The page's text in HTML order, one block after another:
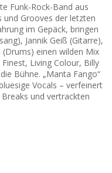
Funk-Rock-Band aus
und Grooves der letzten
im Gepäck, bringen
Jannik Geiß (Gitarre),
einen wilden Mix
Living Colour, Billy
Bühne. „Manta Fango“
Vocals – verfeinert
und vertrackten